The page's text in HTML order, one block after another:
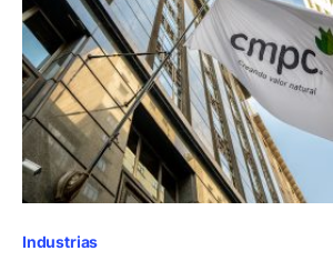
Industrias